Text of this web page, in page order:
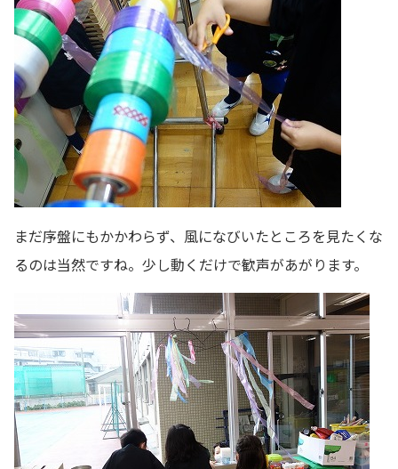
まだ序盤にもかかわらず、風になびいたところを見たくな
るのは当然ですね。少し動くだけで歓声があがります。